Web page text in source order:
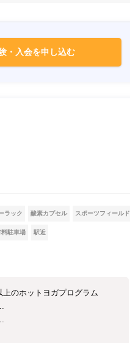
・入会を申し込む
ラック 酸素カプセル スポーツフィールド
料駐車場 駅近
のホットヨガプログラム